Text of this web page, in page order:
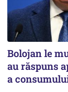
Bolojan le
au răspuns
a